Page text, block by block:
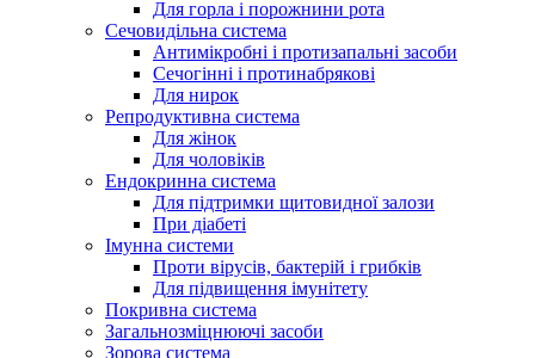
Для горла і порожнини рота
Сечовидільна система
Антимікробні і протизапальні засоби
Сечогінні і протинабрякові
Для нирок
Репродуктивна система
Для жінок
Для чоловіків
Ендокринна система
Для підтримки щитовидної залози
При діабеті
Імунна системи
Проти вірусів, бактерій і грибків
Для підвищення імунітету
Покривна система
Загальнозміцнюючі засоби
Зорова система